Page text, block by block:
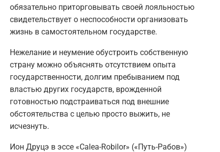
обязательно приторговывать своей лояльностью
свидетельствует о неспособности организовать
жизнь в самостоятельном государстве.
Нежелание и неумение обустроить собственную
страну можно объяснять отсутствием опыта
государственности, долгим пребыванием под
властью других государств, врожденной
готовностью подстраиваться под внешние
обстоятельства с целью просто выжить, не
исчезнуть.
Ион Друцэ в эссе «Calea-Robilor» («Путь-Рабов»)